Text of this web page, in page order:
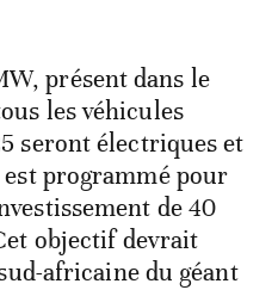
présent dans le
les véhicules
seront électriques et
programmé pour
de 40
objectif devrait
africaine du géant